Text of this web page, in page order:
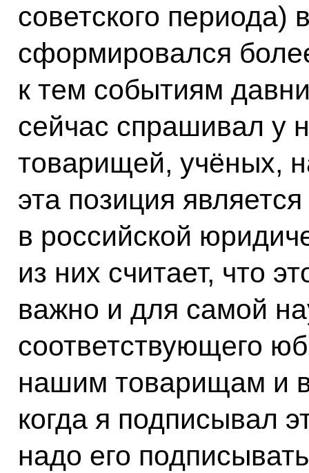
советского
сформировался
к тем событиям
сейчас спрашивал у
товарищей, учёных,
эта позиция
в российской
из них считает, что
важно и для самой
соответствующего
нашим товарищам и
когда я подписывал
надо его